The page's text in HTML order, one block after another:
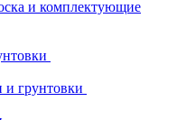
и комплектующие
и грунтовки